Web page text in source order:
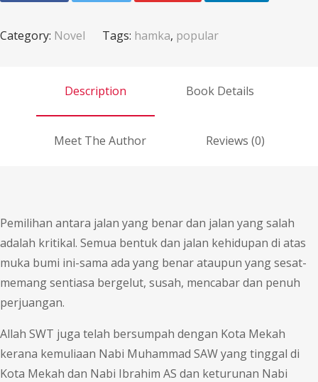
Category: Novel Tags: hamka, popular
Description Book Details
Meet The Author Reviews (0)
Pemilihan antara jalan yang benar dan jalan yang salah
adalah kritikal. Semua bentuk dan jalan kehidupan di atas
muka bumi ini-sama ada yang benar ataupun yang sesat-
memang sentiasa bergelut, susah, mencabar dan penuh
perjuangan.
Allah SWT juga telah bersumpah dengan Kota Mekah
kerana kemuliaan Nabi Muhammad SAW yang tinggal di
Kota Mekah dan Nabi Ibrahim AS dan keturunan Nabi